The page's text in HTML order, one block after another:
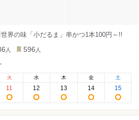
界の味「小だるま」串かつ1本100円～!!
人 596 人
-
火
11
水
12
木
13
金
14
土
15